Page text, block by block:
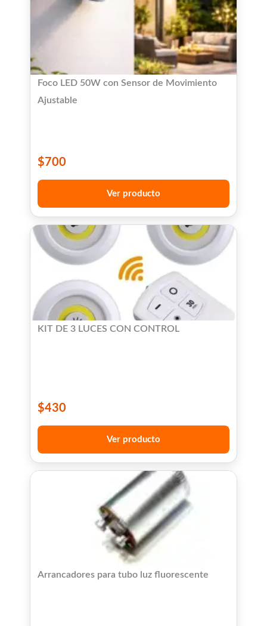
Foco LED 50W con Sensor de Movimiento
Ajustable
$700
Ver producto
KIT DE 3 LUCES CON CONTROL
$430
Ver producto
Arrancadores para tubo luz fluorescente